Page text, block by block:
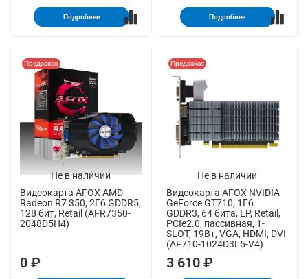
Подробнее Подробнее
Не в наличии
Предзаказ
Видеокарта AFOX AMD
Radeon R7 350, 2Гб GDDR5,
128 бит, Retail (AFR7350-
2048D5H4)
0 ₽
Не в наличии
Предзаказ
Видеокарта AFOX NVIDIA
GeForce GT710, 1Гб
GDDR3, 64 бита, LP, Retail,
PCIe2.0, пассивная, 1-
SLOT, 19Вт, VGA, HDMI, DVI
(AF710-1024D3L5-V4)
3 610 ₽